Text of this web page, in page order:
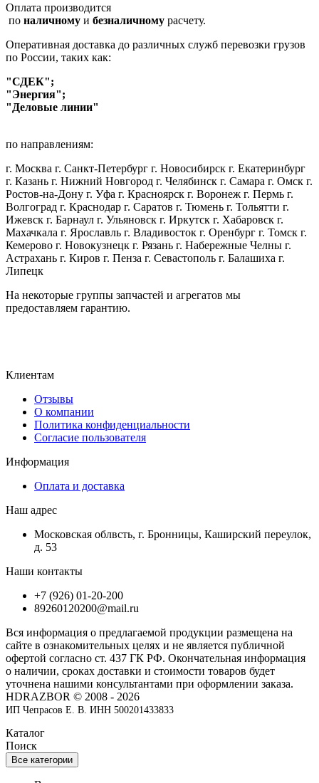
Оплата производится
по наличному и безналичному расчету.
Оперативная доставка до различных служб перевозки грузов
по России, таких как:
"СДЕК";
"Энергия";
"Деловые линии"
по направлениям:
г. Москва г. Санкт-Петербург г. Новосибирск г. Екатеринбург
г. Казань г. Нижний Новгород г. Челябинск г. Самара г. Омск г.
Ростов-на-Дону г. Уфа г. Красноярск г. Воронеж г. Пермь г.
Волгоград г. Краснодар г. Саратов г. Тюмень г. Тольятти г.
Ижевск г. Барнаул г. Ульяновск г. Иркутск г. Хабаровск г.
Махачкала г. Ярославль г. Владивосток г. Оренбург г. Томск г.
Кемерово г. Новокузнецк г. Рязань г. Набережные Челны г.
Астрахань г. Киров г. Пенза г. Севастополь г. Балашиха г.
Липецк
На некоторые группы запчастей и агрегатов мы
предоставляем гарантию.
Клиентам
Отзывы
О компании
Политика конфиденциальности
Согласие пользователя
Информация
Оплата и доставка
Наш адрес
Московская облвсть, г. Бронницы, Каширский переулок,
д. 53
Наши контакты
+7 (926) 01-20-200
89260120200@mail.ru
Вся информация о предлагаемой продукции размещена на
сайте в ознакомительных целях и не является публичной
офертой согласно ст. 437 ГК РФ. Окончательная информация
о наличии, сроках доставки и стоимости товаров будет
уточнена нашими консультантами при оформлении заказа.
HDRAZBOR © 2008 - 2026
ИП Чепрасов Е. В. ИНН 500201433833
Каталог
Поиск
Все категории